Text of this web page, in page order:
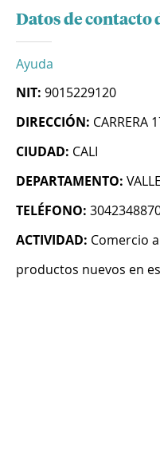
Datos de contacto
Ayuda
NIT: 9015229120
DIRECCIÓN: CARRERA
CIUDAD: CALI
DEPARTAMENTO: VALLE
TELÉFONO:
ACTIVIDAD: Comercio
productos nuevos en